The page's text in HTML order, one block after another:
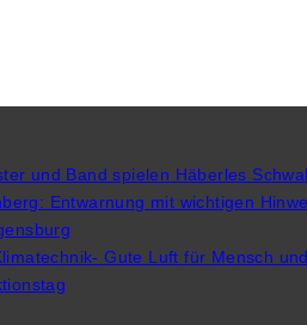
und Band spielen Häberles
Entwarnung mit wichtigen
Gute Luft für Mensch